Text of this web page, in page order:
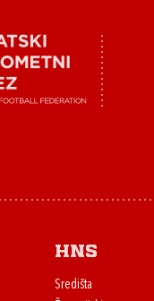
HNS
Središta